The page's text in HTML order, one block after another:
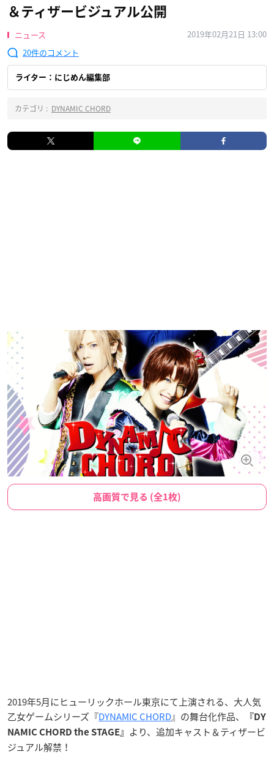
＆ティザービジュアル公開
ニュース
2019年02月21日 13:00
20
ライター：にじめん編集部
カテゴリ : DYNAMIC CHORD
高画質で見る (全1枚)
2019年5月にヒューリックホール東京にて上演される、大人気
乙女ゲームシリーズ『DYNAMIC CHORD』の舞台化作品、
『DY
NAMIC CHORD the STAGE』
より、追加キャスト＆ティザービ
ジュアル解禁！